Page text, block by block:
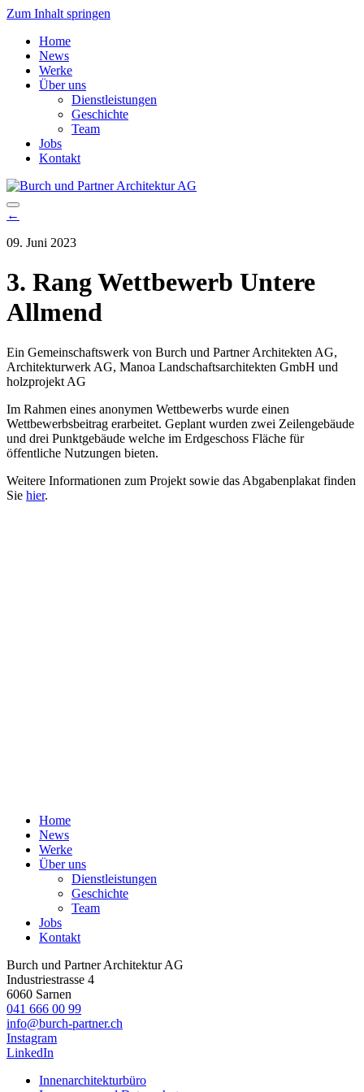
Zum Inhalt springen
Home
News
Werke
Über uns
Dienstleistungen
Geschichte
Team
Jobs
Kontakt
Hauptnavigation
←
09. Juni 2023
3. Rang Wettbewerb Untere
Allmend
Ein Gemeinschaftswerk von Burch und Partner Architekten AG,
Architekturwerk AG, Manoa Landschaftsarchitekten GmbH und
holzprojekt AG
Im Rahmen eines anonymen Wettbewerbs wurde einen
Wettbewerbsbeitrag erarbeitet. Geplant wurden zwei Zeilengebäude
und drei Punktgebäude welche im Erdgeschoss Fläche für
öffentliche Nutzungen bieten.
Weitere Informationen zum Projekt sowie das Abgabenplakat finden
Sie hier.
Home
News
Werke
Über uns
Dienstleistungen
Geschichte
Team
Jobs
Kontakt
Burch und Partner Architektur AG
Industriestrasse 4
6060 Sarnen
041 666 00 99
info@burch-partner.ch
Instagram
LinkedIn
Innenarchitekturbüro